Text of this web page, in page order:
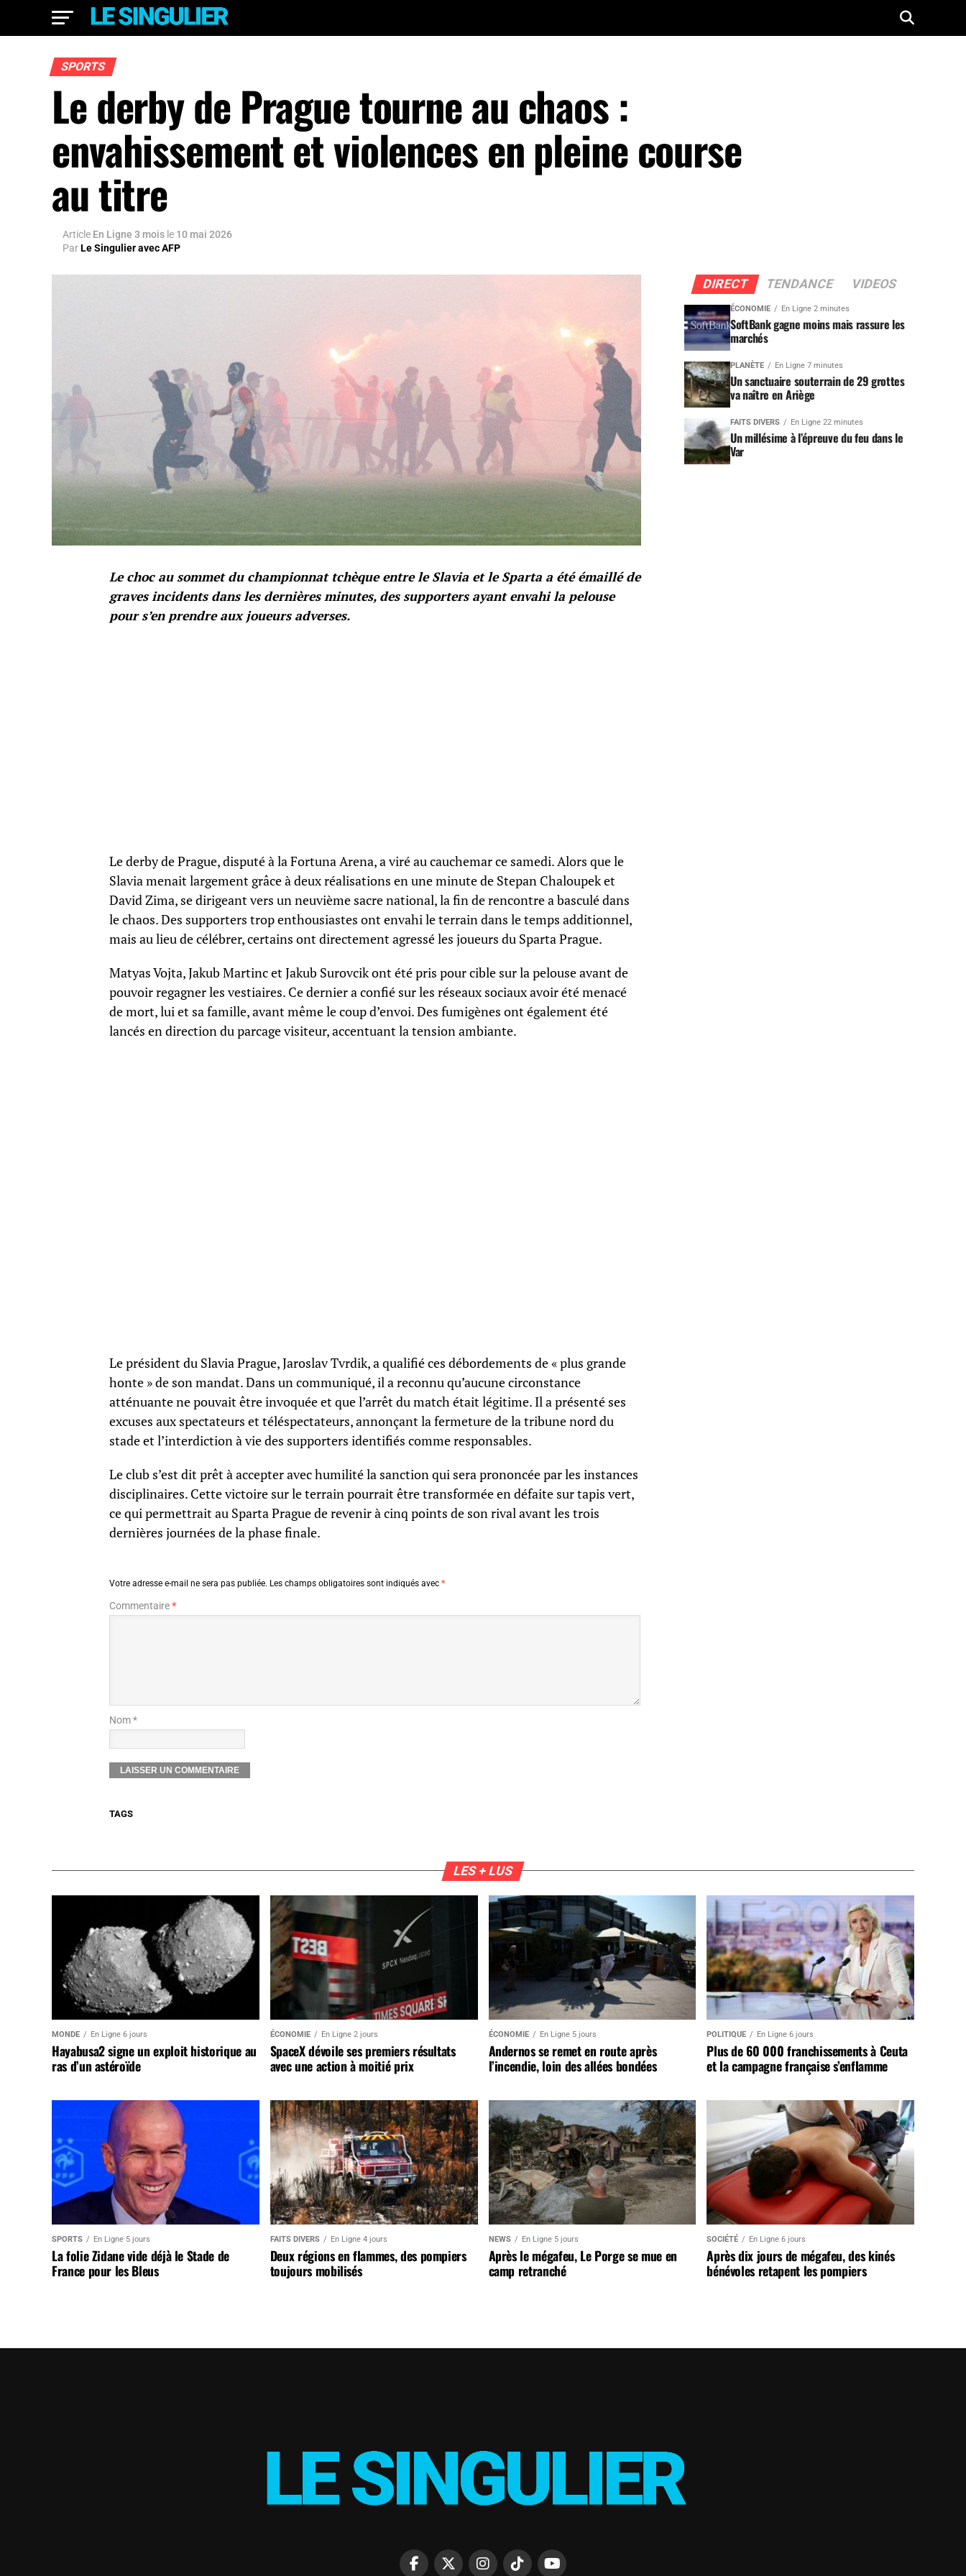
SPORTS
Le derby de Prague tourne au chaos :
envahissement et violences en pleine course
au titre
Article En Ligne 3 mois le 10 mai 2026
ParLe Singulier avec AFP
Le choc au sommet du championnat tchèque entre le Slavia et le Sparta a été émaillé de
graves incidents dans les dernières minutes, des supporters ayant envahi la pelouse
pour s’en prendre aux joueurs adverses.
Le derby de Prague, disputé à la Fortuna Arena, a viré au cauchemar ce samedi. Alors que le
Slavia menait largement grâce à deux réalisations en une minute de Stepan Chaloupek et
David Zima, se dirigeant vers un neuvième sacre national, la fin de rencontre a basculé dans
le chaos. Des supporters trop enthousiastes ont envahi le terrain dans le temps additionnel,
mais au lieu de célébrer, certains ont directement agressé les joueurs du Sparta Prague.
Matyas Vojta, Jakub Martinc et Jakub Surovcik ont été pris pour cible sur la pelouse avant de
pouvoir regagner les vestiaires. Ce dernier a confié sur les réseaux sociaux avoir été menacé
de mort, lui et sa famille, avant même le coup d’envoi. Des fumigènes ont également été
lancés en direction du parcage visiteur, accentuant la tension ambiante.
Le président du Slavia Prague, Jaroslav Tvrdik, a qualifié ces débordements de « plus grande
honte » de son mandat. Dans un communiqué, il a reconnu qu’aucune circonstance
atténuante ne pouvait être invoquée et que l’arrêt du match était légitime. Il a présenté ses
excuses aux spectateurs et téléspectateurs, annonçant la fermeture de la tribune nord du
stade et l’interdiction à vie des supporters identifiés comme responsables.
Le club s’est dit prêt à accepter avec humilité la sanction qui sera prononcée par les instances
disciplinaires. Cette victoire sur le terrain pourrait être transformée en défaite sur tapis vert,
ce qui permettrait au Sparta Prague de revenir à cinq points de son rival avant les trois
dernières journées de la phase finale.
Votre adresse e-mail ne sera pas publiée. Les champs obligatoires sont indiqués avec *
Commentaire*
Nom *
TAGS
DIRECT TENDANCE VIDEOS
ÉCONOMIE En Ligne 2 minutes
SoftBank gagne moins mais rassure les
marchés
PLANÈTE En Ligne 7 minutes
Un sanctuaire souterrain de 29 grottes
va naître en Ariège
FAITS DIVERS En Ligne 22 minutes
Un millésime à l’épreuve du feu dans le
Var
LES + LUS
MONDE En Ligne 6 jours
Hayabusa2 signe un exploit historique au
ras d’un astéroïde
ÉCONOMIE En Ligne 2 jours
SpaceX dévoile ses premiers résultats
avec une action à moitié prix
ÉCONOMIE En Ligne 5 jours
Andernos se remet en route après
l’incendie, loin des allées bondées
POLITIQUE En Ligne 6 jours
Plus de 60 000 franchissements à Ceuta
et la campagne française s’enflamme
SPORTS En Ligne 5 jours
La folie Zidane vide déjà le Stade de
France pour les Bleus
FAITS DIVERS En Ligne 4 jours
Deux régions en flammes, des pompiers
toujours mobilisés
NEWS En Ligne 5 jours
Après le mégafeu, Le Porge se mue en
camp retranché
SOCIÉTÉ En Ligne 6 jours
Après dix jours de mégafeu, des kinés
bénévoles retapent les pompiers